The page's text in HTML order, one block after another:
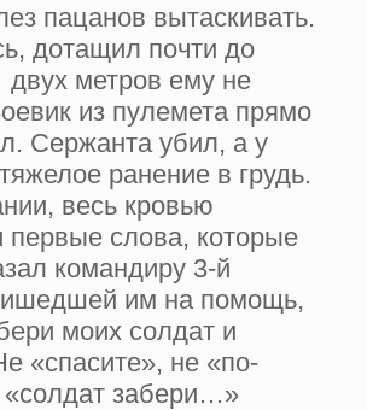
пацанов вытаскивать.
дотащил почти до
метров ему не
из пулемета прямо
Сержанта убил, а у
ранение в грудь.
весь кровью
первые слова, кото­рые
командиру 3-й
им на помощь,
моих солдат и
«спасите», не «по­
«солдат забери…»